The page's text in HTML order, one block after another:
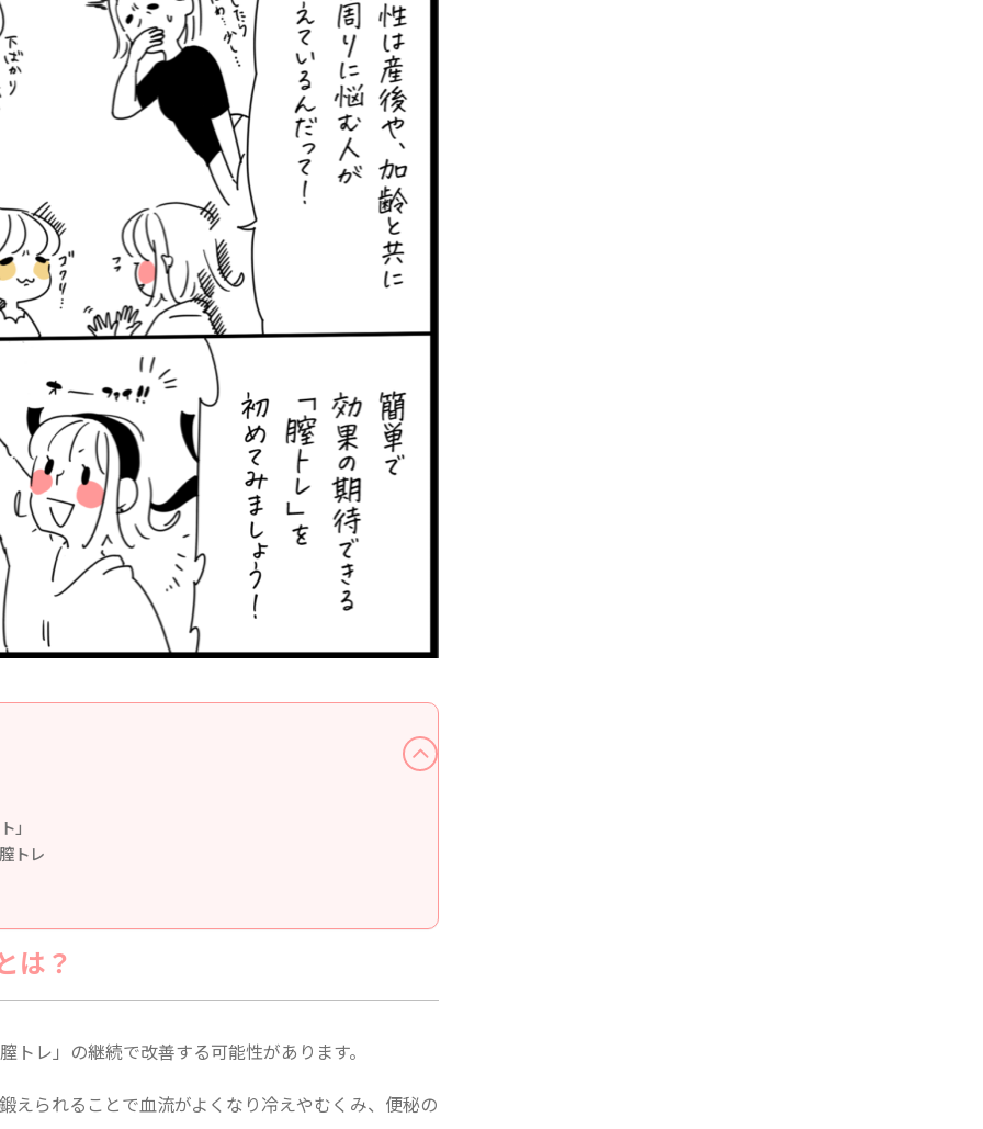
」
トレ
は？
レ」の継続で改善する可能性があります。
えられることで血流がよくなり冷えやむくみ、便秘の